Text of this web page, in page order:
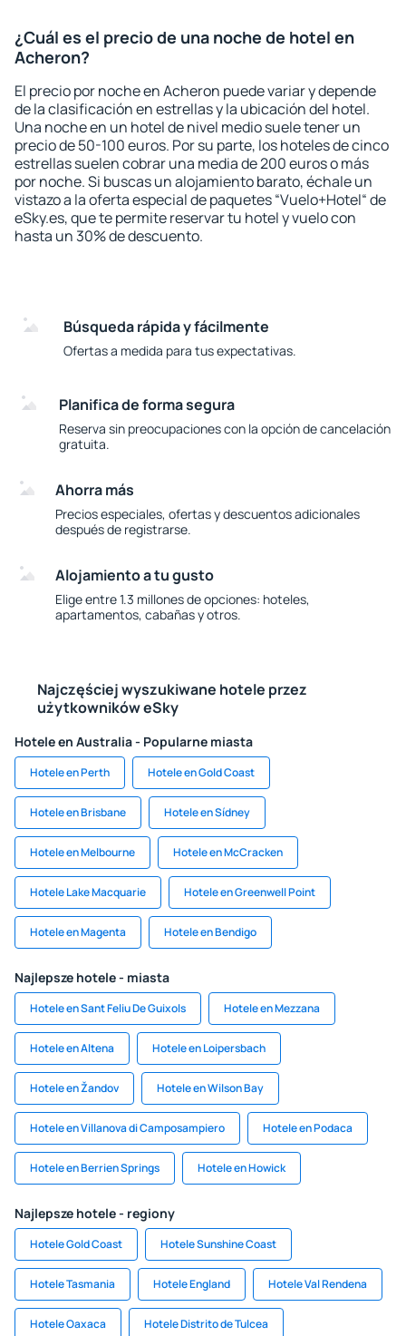
¿Cuál es el precio de una noche de hotel en
Acheron?
El precio por noche en Acheron puede variar y depende
de la clasificación en estrellas y la ubicación del hotel.
Una noche en un hotel de nivel medio suele tener un
precio de 50-100 euros. Por su parte, los hoteles de cinco
estrellas suelen cobrar una media de 200 euros o más
por noche. Si buscas un alojamiento barato, échale un
vistazo a la oferta especial de paquetes “Vuelo+Hotel“ de
eSky.es, que te permite reservar tu hotel y vuelo con
hasta un 30% de descuento.
Búsqueda rápida y fácilmente
Ofertas a medida para tus expectativas.
Planifica de forma segura
Reserva sin preocupaciones con la opción de cancelación
gratuita.
Ahorra más
Precios especiales, ofertas y descuentos adicionales
después de registrarse.
Alojamiento a tu gusto
Elige entre 1.3 millones de opciones: hoteles,
apartamentos, cabañas y otros.
Najczęściej wyszukiwane hotele przez
użytkowników eSky
Hotele en Australia - Popularne miasta
Hotele en Perth Hotele en Gold Coast
Hotele en Brisbane Hotele en Sídney
Hotele en Melbourne Hotele en McCracken
Hotele Lake Macquarie Hotele en Greenwell Point
Hotele en Magenta Hotele en Bendigo
Najlepsze hotele - miasta
Hotele en Sant Feliu De Guixols Hotele en Mezzana
Hotele en Altena Hotele en Loipersbach
Hotele en Žandov Hotele en Wilson Bay
Hotele en Villanova di Camposampiero Hotele en Podaca
Hotele en Berrien Springs Hotele en Howick
Najlepsze hotele - regiony
Hotele Gold Coast Hotele Sunshine Coast
Hotele Tasmania Hotele England Hotele Val Rendena
Hotele Oaxaca Hotele Distrito de Tulcea